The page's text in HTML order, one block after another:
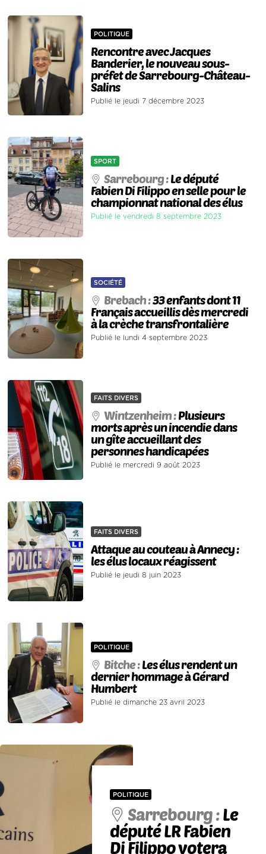
POLITIQUE
Rencontre avec Jacques
Banderier, le nouveau sous-
préfet de Sarrebourg-Château-
Salins
Publié le jeudi 7 décembre 2023
SPORT
Sarrebourg :Le député
Fabien Di Filippo en selle pour le
championnat national des élus
Publié le vendredi 8 septembre 2023
SOCIÉTÉ
Brebach :33 enfants dont 11
Français accueillis dès mercredi
à la crèche transfrontalière
Publié le lundi 4 septembre 2023
FAITS DIVERS
Wintzenheim :Plusieurs
morts après un incendie dans
un gîte accueillant des
personnes handicapées
Publié le mercredi 9 août 2023
FAITS DIVERS
Attaque au couteau à Annecy :
les élus locaux réagissent
Publié le jeudi 8 juin 2023
POLITIQUE
Bitche :Les élus rendent un
dernier hommage à Gérard
Humbert
Publié le dimanche 23 avril 2023
POLITIQUE
Sarrebourg :Le
député LR Fabien
Di Filippo votera